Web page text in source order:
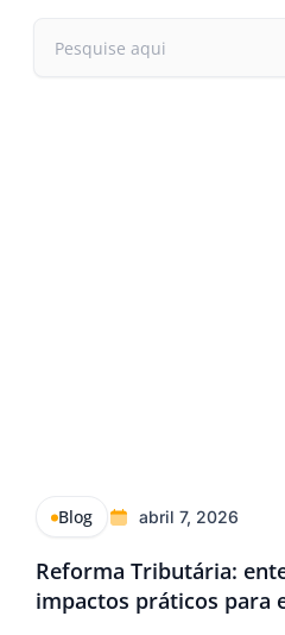
Blog abril 7, 2026
Reforma Tributária:
impactos práticos para